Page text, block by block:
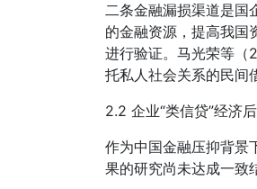
二条金融漏损渠道是国
的金融资源，提高我国
进行验证。马光荣等（
托私人社会关系的民间
2.2 企业“类信贷”经济
作为中国金融压抑背景
果的研究尚未达成一致